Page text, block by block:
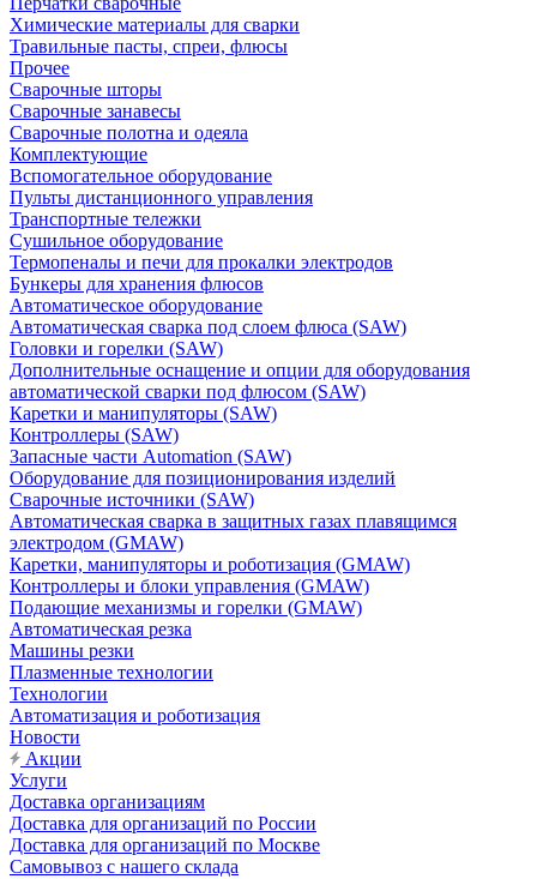
Химические материалы для сварки
Травильные пасты, спреи, флюсы
Прочее
Сварочные шторы
Сварочные занавесы
Сварочные полотна и одеяла
Комплектующие
Вспомогательное оборудование
Пульты дистанционного управления
Транспортные тележки
Сушильное оборудование
Термопеналы и печи для прокалки электродов
Бункеры для хранения флюсов
Автоматическое оборудование
Автоматическая сварка под слоем флюса (SAW)
Головки и горелки (SAW)
Дополнительные оснащение и опции для оборудования
автоматической сварки под флюсом (SAW)
Каретки и манипуляторы (SAW)
Контроллеры (SAW)
Запасные части Automation (SAW)
Оборудование для позиционирования изделий
Сварочные источники (SAW)
Автоматическая сварка в защитных газах плавящимся
электродом (GMAW)
Каретки, манипуляторы и роботизация (GMAW)
Контроллеры и блоки управления (GMAW)
Подающие механизмы и горелки (GMAW)
Автоматическая резка
Машины резки
Плазменные технологии
Технологии
Автоматизация и роботизация
Новости
Акции
Услуги
Доставка организациям
Доставка для организаций по России
Доставка для организаций по Москве
Самовывоз с нашего склада